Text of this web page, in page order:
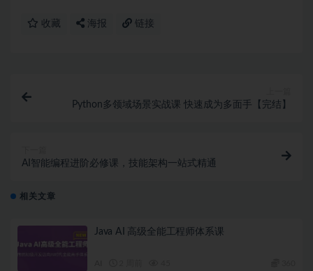
收藏 海报 链接
Python多领域场景实战课 快速成为多面手【完结】
AI智能编程进阶必修课，技能架构一站式精通
相关文章
Java AI 高级全能工程师体系课